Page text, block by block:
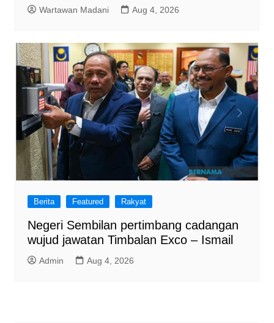
Wartawan Madani Aug 4, 2026
Berita Featured Rakyat
Negeri Sembilan pertimbang cadangan
wujud jawatan Timbalan Exco – Ismail
Admin Aug 4, 2026